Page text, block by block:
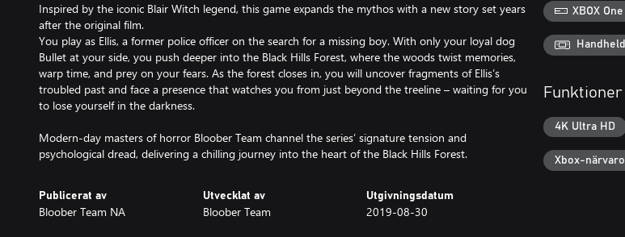
Inspired by the iconic Blair Witch legend, this game expands the mythos with a new story set years
after the original film.
You play as Ellis, a former police officer on the search for a missing boy. With only your loyal dog
Bullet at your side, you push deeper into the Black Hills Forest, where the woods twist memories,
warp time, and prey on your fears. As the forest closes in, you will uncover fragments of Ellis’s
troubled past and face a presence that watches you from just beyond the treeline – waiting for you
to lose yourself in the darkness.
Modern-day masters of horror Bloober Team channel the series’ signature tension and
psychological dread, delivering a chilling journey into the heart of the Black Hills Forest.
Publicerat av
Bloober Team NA
Utvecklat av
Bloober Team
Utgivningsdatum
2019-08-30
XBOX One
Handheld
Funktioner
4K Ultra HD
Xbox-närvaro